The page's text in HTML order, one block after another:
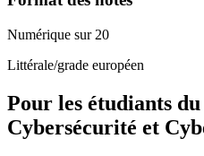
Numérique sur 20
Littérale/grade européen
Pour les étudiants
Cybersécurité et